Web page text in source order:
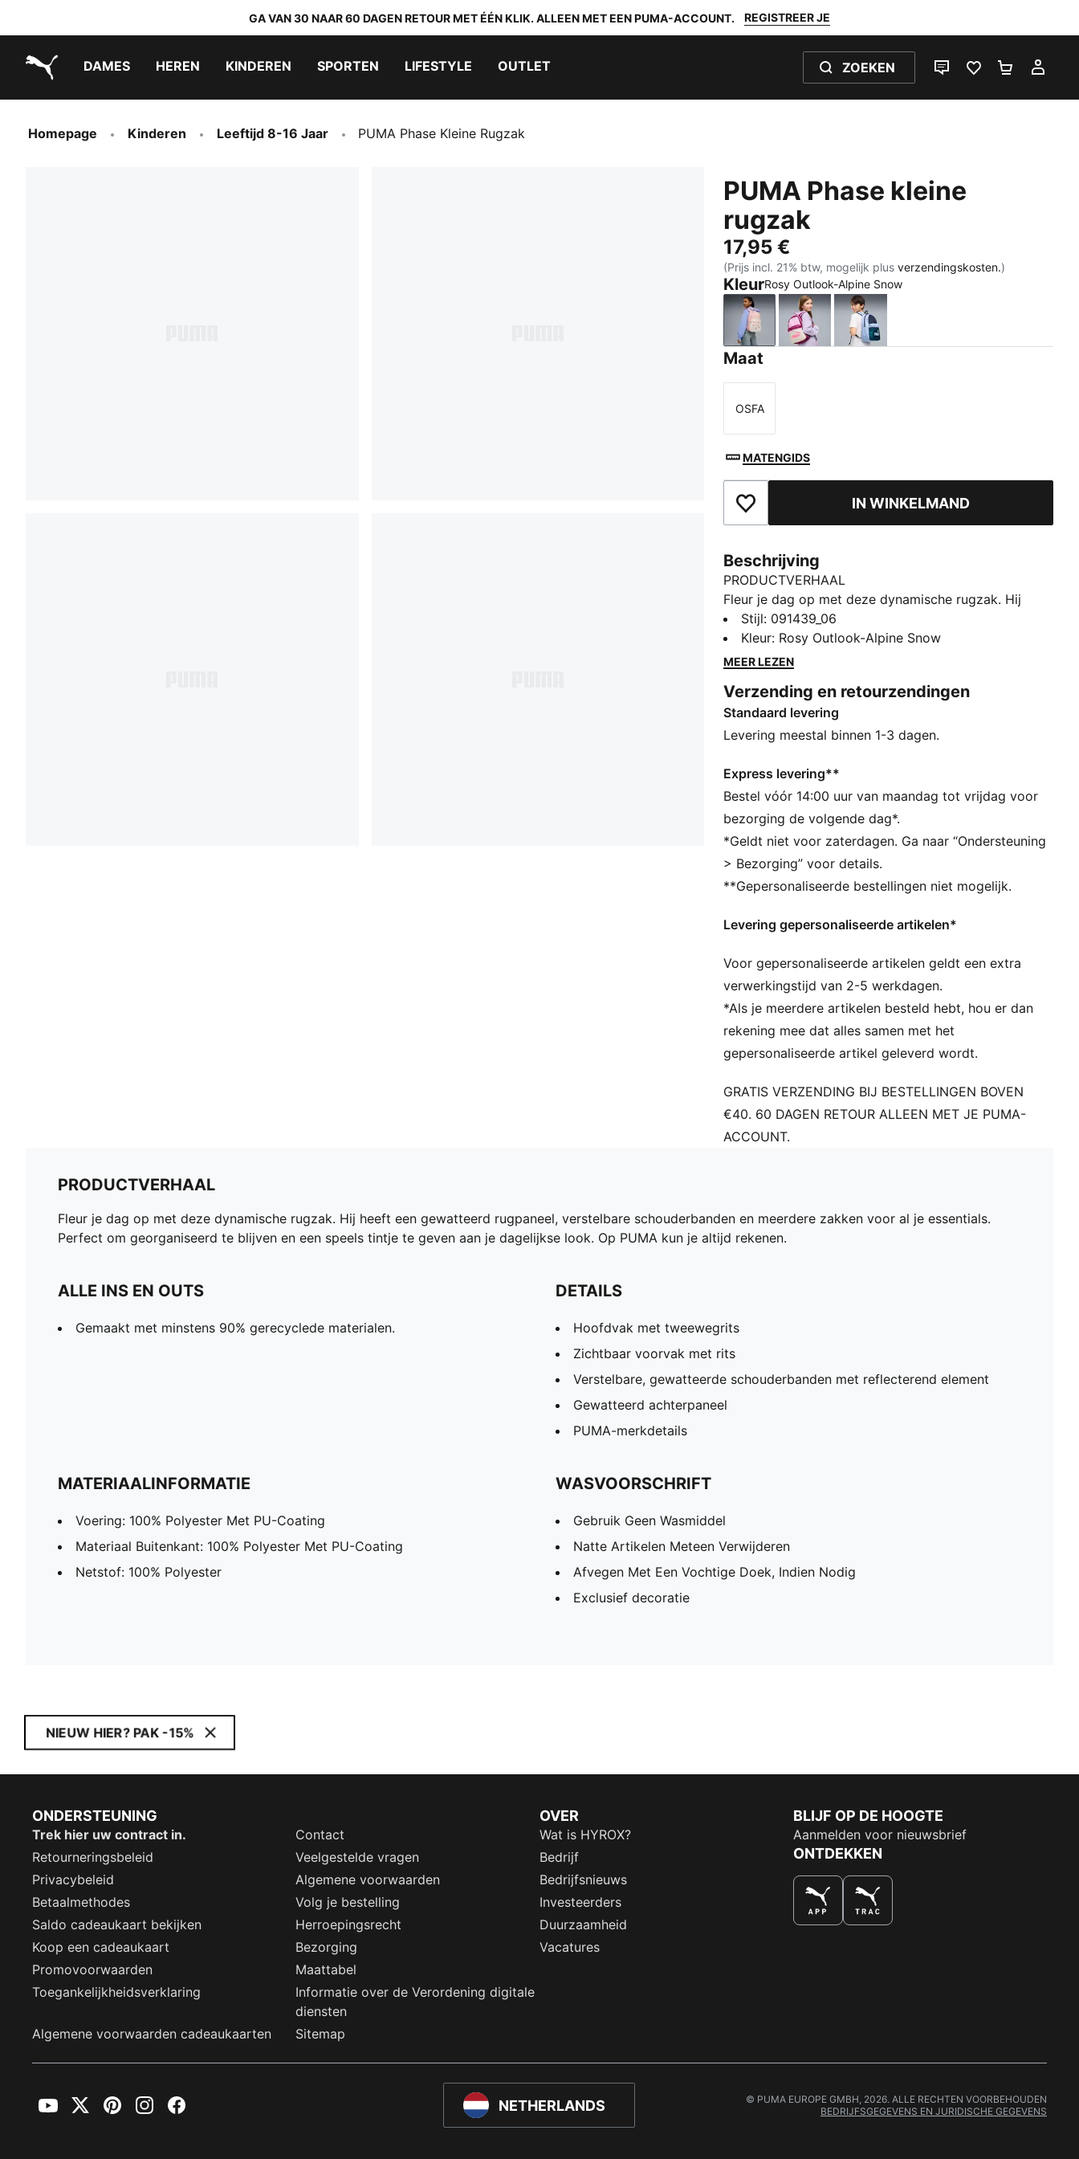
GA VAN 30 NAAR 60 DAGEN RETOUR MET ÉÉN KLIK. ALLEEN MET EEN PUMA-ACCOUNT. REGISTREER JE
DAMES HEREN KINDEREN SPORTEN LIFESTYLE OUTLET ZOEKEN
LIVE CHATFAVORIETEN 0
Homepage Kinderen Leeftijd 8-16 Jaar PUMA Phase Kleine Rugzak
PUMA Phase kleine
rugzak
17,95 €
(Prijs incl. 21% btw, mogelijk plusverzendingskosten.)
KleurRosy Outlook-Alpine Snow
Rosy Outlook-Alpine Snow
Mauve Glow-Alpine Snow
PUMA Navy-Midnight Petrol
Maat
Maat
OSFA
MATENGIDS
Toegevoegd aan favorietenIN WINKELMAND
Beschrijving
PRODUCTVERHAAL
Fleur je dag op met deze dynamische rugzak. Hij
heeft een gewatteerd rugpaneel, verstelbare
schouderbanden en meerdere zakken voor al je
essentials. Perfect om georganiseerd te blijven en
PUMA kun je altijd rekenen.
ALLE INS EN OUTS
Gemaakt met minstens 90% gerecyclede materialen.
Hoofdvak met tweewegrits
Zichtbaar voorvak met rits
Verstelbare, gewatteerde schouderbanden met
reflecterend element
Gewatteerd achterpaneel
PUMA-merkdetails
Stijl: 091439_06
Kleur: Rosy Outlook-Alpine Snow
MEER LEZEN
Verzending en retourzendingen
Standaard levering
Levering meestal binnen 1-3 dagen.
Express levering**
Bestel vóór 14:00 uur van maandag tot vrijdag voor
bezorging de volgende dag*.
*Geldt niet voor zaterdagen. Ga naar “Ondersteuning
> Bezorging” voor details.
**Gepersonaliseerde bestellingen niet mogelijk.
Levering gepersonaliseerde artikelen*
Voor gepersonaliseerde artikelen geldt een extra
verwerkingstijd van 2-5 werkdagen.
*Als je meerdere artikelen besteld hebt, hou er dan
rekening mee dat alles samen met het
gepersonaliseerde artikel geleverd wordt.
GRATIS VERZENDING BIJ BESTELLINGEN BOVEN
€40. 60 DAGEN RETOUR ALLEEN MET JE PUMA-
ACCOUNT.
PRODUCTVERHAAL
Fleur je dag op met deze dynamische rugzak. Hij heeft een gewatteerd rugpaneel, verstelbare schouderbanden en meerdere zakken voor al je essentials.
Perfect om georganiseerd te blijven en een speels tintje te geven aan je dagelijkse look. Op PUMA kun je altijd rekenen.
ALLE INS EN OUTS
Gemaakt met minstens 90% gerecyclede materialen.
DETAILS
Hoofdvak met tweewegrits
Zichtbaar voorvak met rits
Verstelbare, gewatteerde schouderbanden met reflecterend element
Gewatteerd achterpaneel
PUMA-merkdetails
MATERIAALINFORMATIE
Voering: 100% Polyester Met PU-Coating
Materiaal Buitenkant: 100% Polyester Met PU-Coating
Netstof: 100% Polyester
WASVOORSCHRIFT
Gebruik Geen Wasmiddel
Natte Artikelen Meteen Verwijderen
Afvegen Met Een Vochtige Doek, Indien Nodig
Exclusief decoratie
NIEUW HIER? PAK -15%
ONDERSTEUNING
Trek hier uw contract in.
Contact
Retourneringsbeleid
Veelgestelde vragen
Privacybeleid
Algemene voorwaarden
Betaalmethodes
Volg je bestelling
Saldo cadeaukaart bekijken
Herroepingsrecht
Koop een cadeaukaart
Bezorging
Promovoorwaarden
Maattabel
Toegankelijkheidsverklaring
Informatie over de Verordening digitale
diensten
Algemene voorwaarden cadeaukaarten
Sitemap
OVER
Wat is HYROX?
Bedrijf
Bedrijfsnieuws
Investeerders
Duurzaamheid
Vacatures
BLIJF OP DE HOOGTE
Aanmelden voor nieuwsbrief
ONTDEKKEN
NETHERLANDS
YouTubeTwitterPinterestInstagramFacebook
© PUMA EUROPE GMBH, 2026. ALLE RECHTEN VOORBEHOUDEN
BEDRIJFSGEGEVENS EN JURIDISCHE GEGEVENS